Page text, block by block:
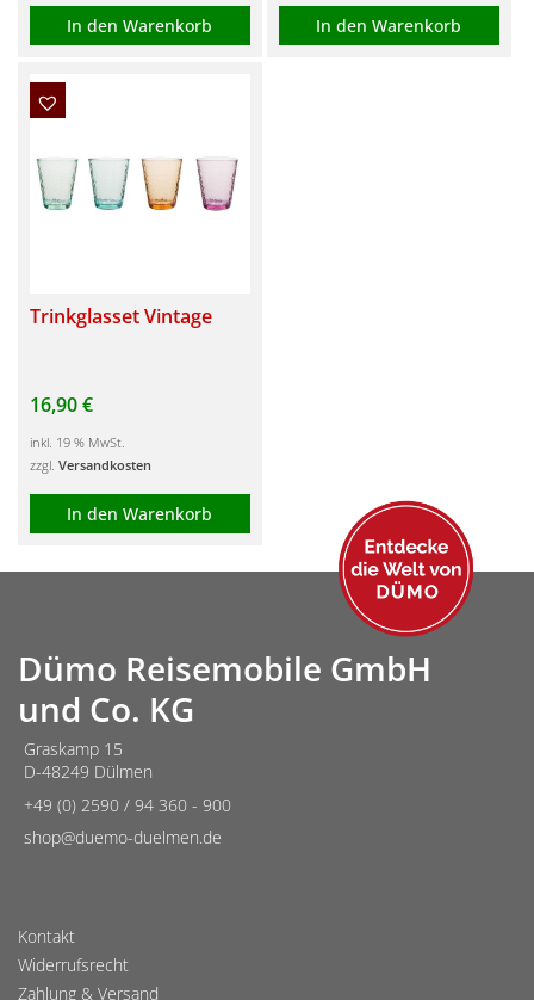
In den Warenkorb In den Warenkorb
Trinkglasset Vintage
16,90€
inkl. 19 % MwSt.
zzgl. Versandkosten
In den Warenkorb
Dümo Reisemobile GmbH
und Co. KG
Graskamp 15
D-48249 Dülmen
+49 (0) 2590 / 94 360 - 900
shop@duemo-duelmen.de
Kontakt
Widerrufsrecht
Zahlung & Versand